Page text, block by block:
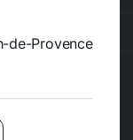
de-Provence